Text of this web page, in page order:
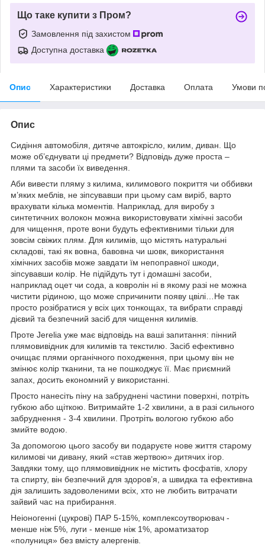
Що таке купити з Пром?
Замовлення під захистом
Доступна доставка
Опис Характеристики Доставка Оплата Умови
Опис
Сидіння автомобіля, дитяче автокрісло, килим, диван. Що
може об’єднувати ці предмети? Відповідь дуже проста –
плями та засоби їх виведення.
Аби вивести пляму з килима, килимового покриття чи оббивки
м’яких меблів, не зіпсувавши при цьому сам виріб, варто
врахувати кілька моментів. Наприклад, для виробу з
синтетичних волокон можна використовувати хімічні засоби
для чищення, проте вони будуть ефективними тільки для
зовсім свіжих плям. Для килимів, що містять натуральні
складові, такі як вовна, бавовна чи шовк, використання
хімічних засобів може завдати їм непоправної шкоди,
зіпсувавши колір. Не підійдуть тут і домашні засоби,
наприклад оцет чи сода, а ковролін ні в якому разі не можна
чистити рідиною, що може спричинити появу цвілі…Не так
просто розібратися у всіх цих тонкощах, та вибрати справді
дієвий та безпечний засіб для чищення килимів.
Проте Jerelia уже має відповідь на ваші запитання: пінний
плямовивідник для килимів та текстилю. Засіб ефективно
очищає плями органічного походження, при цьому він не
змінює колір тканини, та не пошкоджує її. Має приємний
запах, досить економний у використанні.
Просто нанесіть піну на забруднені частини поверхні, потріть
губкою або щіткою. Витримайте 1-2 хвилини, а в разі сильного
забруднення - 3-4 хвилини. Протріть вологою губкою або
змийте водою.
За допомогою цього засобу ви подаруєте нове життя старому
килимові чи дивану, який «став жертвою» дитячих ігор.
Завдяки тому, що плямовивідник не містить фосфатів, хлору
та спирту, він безпечний для здоров’я, а швидка та ефективна
дія залишить задоволеними всіх, хто не любить витрачати
зайвий час на прибирання.
Неіоногенні (цукрові) ПАР 5-15%, комплексоутворювач -
менше ніж 5%, луги - менше ніж 1%, ароматизатор
«полуниця» без вмісту алергенів.